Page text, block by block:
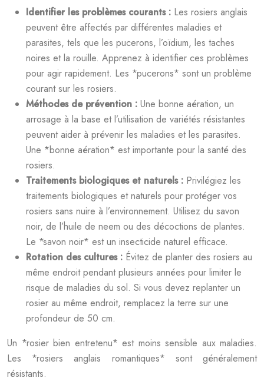
Identifier les problèmes courants : Les rosiers anglais
peuvent être affectés par différentes maladies et
parasites, tels que les pucerons, l’oïdium, les taches
noires et la rouille. Apprenez à identifier ces problèmes
pour agir rapidement. Les *pucerons* sont un problème
courant sur les rosiers.
Méthodes de prévention : Une bonne aération, un
arrosage à la base et l’utilisation de variétés résistantes
peuvent aider à prévenir les maladies et les parasites.
Une *bonne aération* est importante pour la santé des
rosiers.
Traitements biologiques et naturels : Privilégiez les
traitements biologiques et naturels pour protéger vos
rosiers sans nuire à l’environnement. Utilisez du savon
noir, de l’huile de neem ou des décoctions de plantes.
Le *savon noir* est un insecticide naturel efficace.
Rotation des cultures : Évitez de planter des rosiers au
même endroit pendant plusieurs années pour limiter le
risque de maladies du sol. Si vous devez replanter un
rosier au même endroit, remplacez la terre sur une
profondeur de 50 cm.
Un *rosier bien entretenu* est moins sensible aux maladies.
Les *rosiers anglais romantiques* sont généralement
résistants.